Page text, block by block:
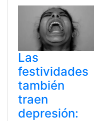
Las
festividades
también
traen
depresión: